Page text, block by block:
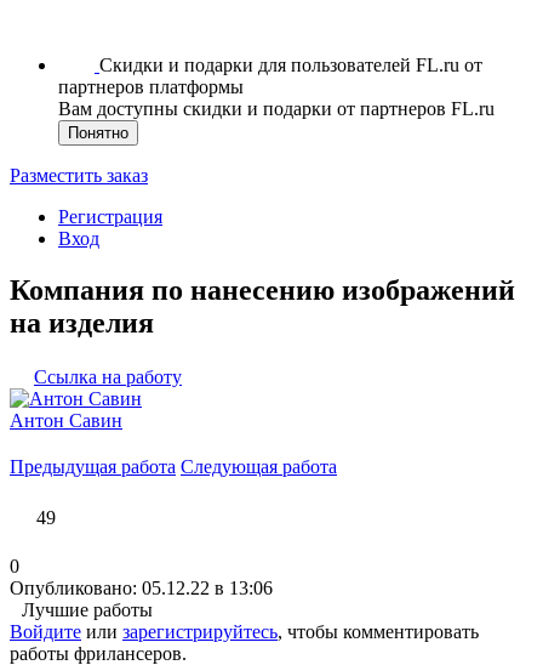
Скидки и подарки для пользователей FL.ru от
партнеров платформы
Вам доступны скидки и подарки от партнеров FL.ru
Понятно
Разместить заказ
Регистрация
Вход
Компания по нанесению изображений
на изделия
Ссылка на работу
Антон Савин
Предыдущая работа Следующая работа
49
0
Опубликовано: 05.12.22 в 13:06
Лучшие работы
Войдите или зарегистрируйтесь, чтобы комментировать
работы фрилансеров.